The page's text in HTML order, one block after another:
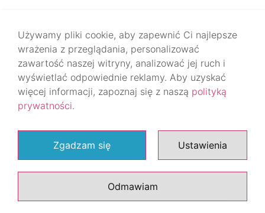
DO GÓRY
Używamy pliki cookie, aby zapewnić Ci najlepsze
wrażenia z przeglądania, personalizować
zawartość naszej witryny, analizować jej ruch i
wyświetlać odpowiednie reklamy. Aby uzyskać
więcej informacji, zapoznaj się z naszą polityką
prywatności.
Zgadzam się Ustawienia
Odmawiam